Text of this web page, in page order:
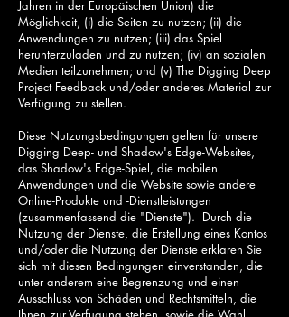
Jahren in der Europäischen Union) die
Möglichkeit, (i) die Seiten zu nutzen; (ii) die
Anwendungen zu nutzen; (iii) das Spiel
herunterzuladen und zu nutzen; (iv) an sozialen
Medien teilzunehmen; und (v) The Digging Deep
Project Feedback und/oder anderes Material zur
Verfügung zu stellen.
Diese Nutzungsbedingungen gelten für unsere
Digging Deep- und Shadow's Edge-Websites,
das Shadow's Edge-Spiel, die mobilen
Anwendungen und die Website sowie andere
Online-Produkte und -Dienstleistungen
(zusammenfassend die "Dienste"). Durch die
Nutzung der Dienste, die Erstellung eines Kontos
und/oder die Nutzung der Dienste erklären Sie
sich mit diesen Bedingungen einverstanden, die
unter anderem eine Begrenzung und einen
Ausschluss von Schäden und Rechtsmitteln, die